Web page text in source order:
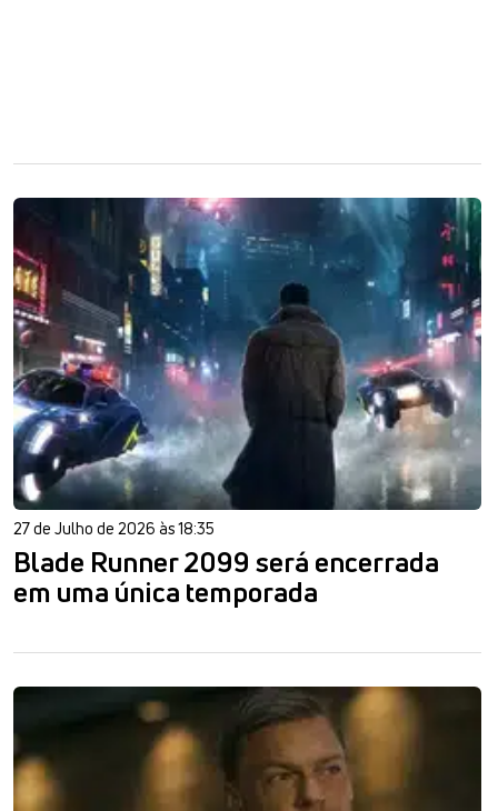
27 de Julho de 2026 às 18:35
Blade Runner 2099 será encerrada
em uma única temporada